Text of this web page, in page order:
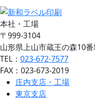
本社・工場
〒999-3104
山形県上山市蔵王の森10
TEL： 023-672-7577
FAX：023-673-2019
庄内支店・工場
東京支店